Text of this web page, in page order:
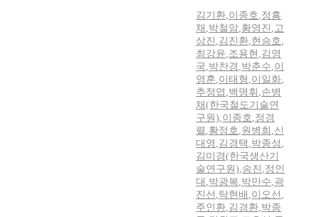
김기환,이종호,정흥
채 ,박철암,황영진 ,고
상진 ,김진환,현승호,
최강윤,조용현 ,김영
국,박찬경 ,박춘수,이
영훈,이태형 ,이일화,
추정엽 ,백명휘 ,손병
채(한국철도기술연
구원),이종호,정경
렬 ,황정호,원병희 ,신
대영 ,김경택 ,박종성 ,
김미경(한국생산기
술연구원),송진 ,정인
대 ,박광복,박만수,곽
진선 ,탁현배 ,이오선 ,
주인환,김경환,박종